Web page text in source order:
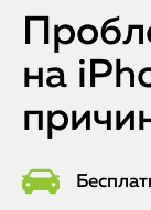
на